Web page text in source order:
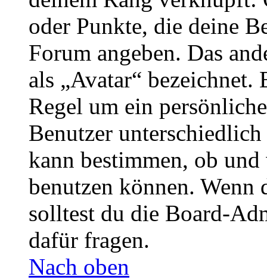
oder Punkte, die deine
Forum angeben. Das
als „Avatar“
Regel um ein
Benutzer
kann bestimmen, ob
benutzen können. Wenn
solltest du die Board-
dafür fragen.
Nach oben